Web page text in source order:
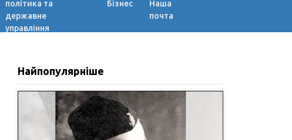
політика та
державне
управління
Бізнес
Наша
почта
Найпопулярніше